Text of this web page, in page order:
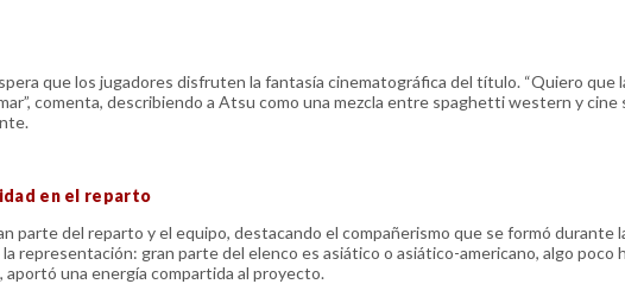
que los jugadores disfruten la fantasía cinematográfica del título. “Quiero que
comenta, describiendo a Atsu como una mezcla entre spaghetti western y cine
en el reparto
parte del reparto y el equipo, destacando el compañerismo que se formó durante
representación: gran parte del elenco es asiático o asiático-americano, algo poco
una energía compartida al proyecto.